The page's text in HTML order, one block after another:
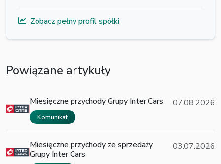
Zobacz pełny profil spółki
Powiązane artykuły
Miesięczne przychody Grupy Inter Cars
Komunikat
07.08.2026
Miesięczne przychody ze sprzedaży
Grupy Inter Cars
03.07.2026